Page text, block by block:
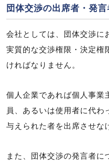
団体交渉の出席者・発言
会社としては、団体交渉に
実質的な交渉権限・決定権
ければなりません。
個人企業であれば個人事業
員、あるいは使用者に代わ
与えられた者を出席させな
また、団体交渉の発言者に